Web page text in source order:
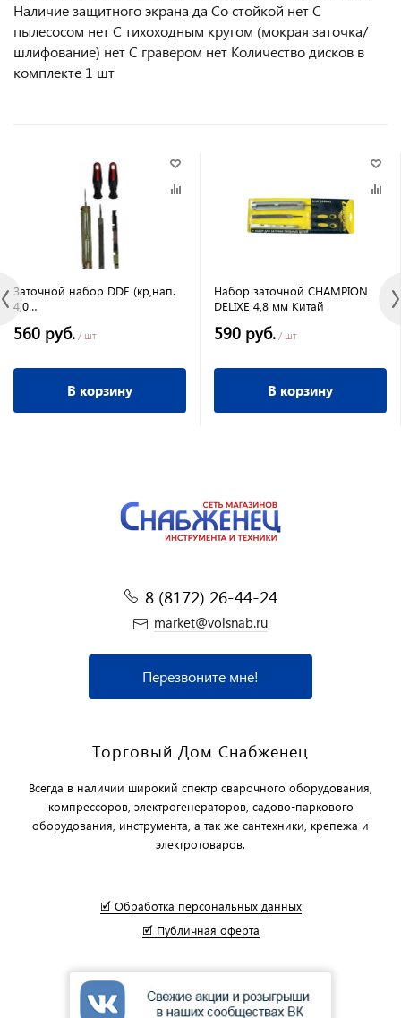
Наличие защитного экрана да Со стойкой нет С
пылесосом нет С тихоходным кругом (мокрая заточка/
шлифование) нет С гравером нет Количество дисков в
комплекте 1 шт
Заточной набор DDE (кр,нап.
4,0
ручки )
560 руб. / шт
В корзину
Набор заточной CHAMPION
DELIXE 4,8 мм Китай
590 руб. / шт
В корзину
8 (8172) 26-44-24
market@volsnab.ru
Перезвоните мне!
Торговый Дом Снабженец
Всегда в наличии широкий спектр сварочного оборудования,
компрессоров, электрогенераторов, садово-паркового
оборудования, инструмента, а так же сантехники, крепежа и
электротоваров.
🗹 Обработка персональных данных
🗹 Публичная оферта